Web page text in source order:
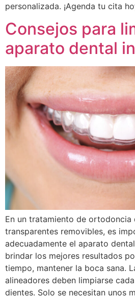
personalizada. ¡Agenda tu cita
Consejos para
aparato dental
En un tratamiento de ortodoncia
transparentes removibles, es
adecuadamente el aparato
brindar los mejores resultados
tiempo, mantener la boca sana.
alineadores deben limpiarse
dientes. Solo se necesitan unos